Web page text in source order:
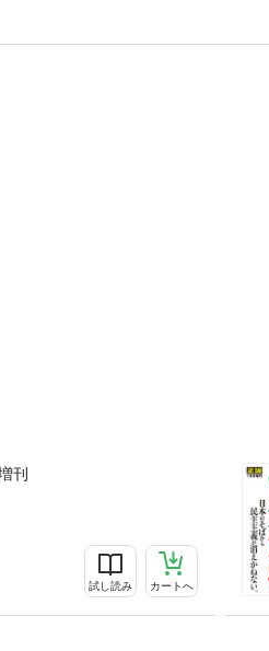
刊
試し読み カートへ
文や対談、鼎談などを一挙掲載）■
櫻井よしこ■対談 中国の脅威から
からタブーなき議論を／高市早苗
しない／高市早苗■何度でもいおう
市早苗■対談 男らしさ、女らしさ
必至 それでも「家族の絆は守る」／
ン孝子≪政策論考セレクション≫■